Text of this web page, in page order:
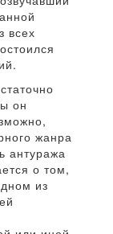
всех
он
жанра
антуража
о том,
из